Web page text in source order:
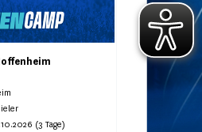
(3 Tage)